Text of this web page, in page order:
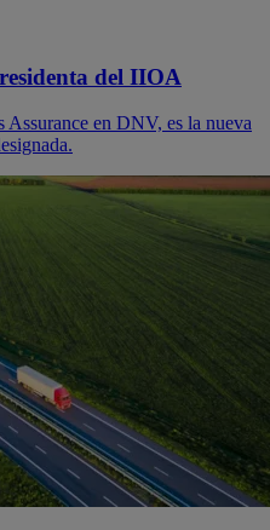
del IIOA
Assurance en DNV, es la nueva